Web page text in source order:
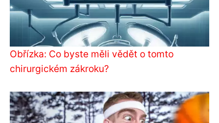
Obřízka: Co byste měli vědět o tomto
chirurgickém zákroku?